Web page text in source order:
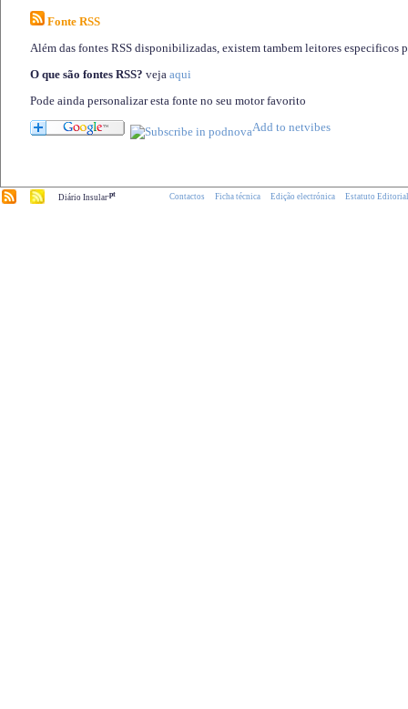
Fonte RSS
Além das fontes RSS disponibilizadas, existem tambem leitores especificos
O que são fontes RSS? veja aqui
Pode ainda personalizar esta fonte no seu motor favorito
Diário Insular.pt Contactos Ficha técnica Edição electrónica Estatuto Editorial